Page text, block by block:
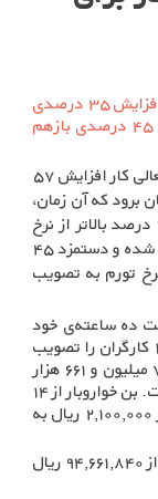
دولت و کارفرمایان به دنبال افزایش ۳۵ درصدی
دستمزد بودند/ روند جلسه مثبت بود/ افزایش ۴۵ درصدی بازهم
علی خدایی گفت: درست است که قبلاً در شورایعالی کار افزایش ۵۷
برود که آن زمان،
نرخ تورم اعلامی ۴۶ درصد بود یعنی دستمزد ۱۱ درصد بالاتر از نرخ
تورم تعیین شد؛ الان تورم بهمن ۳۲ درصد اعلام شده و دستمزد ۴۵
بالاتر از نرخ تورم به تصویب
ده ساعته‌ی خود
خود، افزایش ۴۵ درصدی حداقل دستمزد ۱۴۰۴ کارگران را تصویب
کرد. بر این اساس، حداقل دستمزد ماهانه از ۷۱ میلیون و ۶۶۱ هزار
ریال به ۱۰۳ میلیون و ۹۰۹ هزار ریال افزایش یافت. بن خواروبار از ۱۴
میلیون ریال به ۲۲ میلیون ریال و حق سنوات از ۲,۱۰۰,۰۰۰ ریال به
به این ترتیب، دریافتی کارگر مجرد بدون سابقه از ۹۴,۶۶۱,۸۴۰ ریال